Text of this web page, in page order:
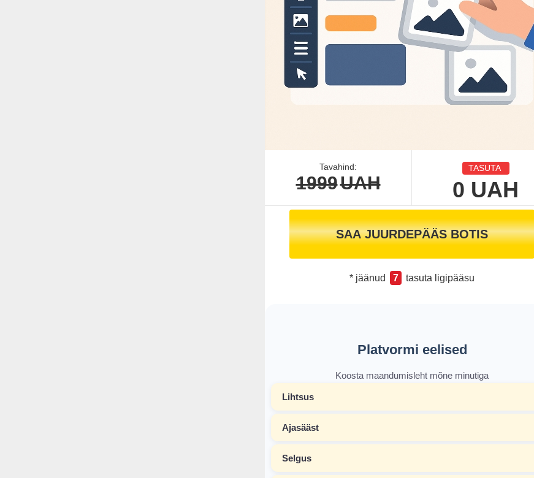
Tavahind:
1999UAH
TASUTA
0 UAH
SAA JUURDEPÄÄS BOTIS
* jäänud 7 tasuta ligipääsu
Platvormi eelised
Koosta maandumisleht mõne minutiga
Lihtsus
Ajasääst
Selgus